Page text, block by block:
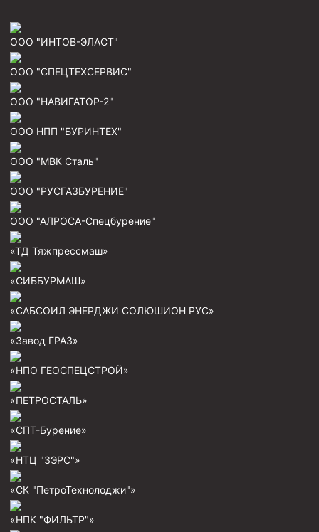
ООО "ИНТОВ-ЭЛАСТ"
ООО "СПЕЦТЕХСЕРВИС"
ООО "НАВИГАТОР-2"
ООО НПП "БУРИНТЕХ"
ООО "МВК Сталь"
ООО "РУСГАЗБУРЕНИЕ"
ООО "АЛРОСА-Спецбурение"
«ТД Тяжпрессмаш»
«СИББУРМАШ»
«САБСОИЛ ЭНЕРДЖИ СОЛЮШИОН РУС»
«Завод ГРАЗ»
«НПО ГЕОСПЕЦСТРОЙ»
«ПЕТРОСТАЛЬ»
«СПТ-Бурение»
«НТЦ "ЗЭРС"»
«СК "ПетроТехнолоджи"»
«НПК "ФИЛЬТР"»